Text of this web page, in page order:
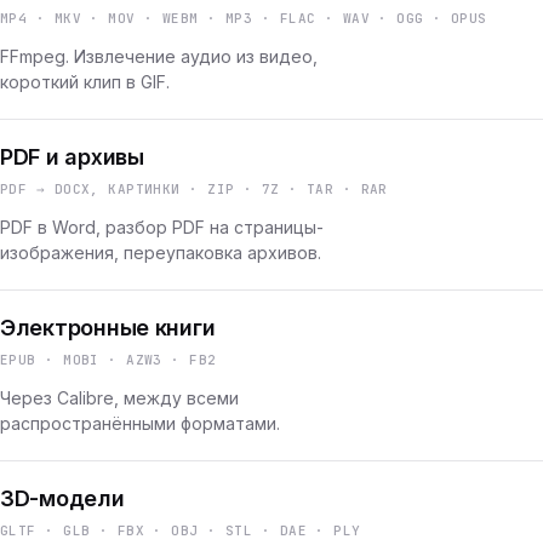
MP4 · MKV · MOV · WEBM · MP3 · FLAC · WAV · OGG · OPUS
FFmpeg. Извлечение аудио из видео,
короткий клип в GIF.
PDF и архивы
PDF → DOCX, КАРТИНКИ · ZIP · 7Z · TAR · RAR
PDF в Word, разбор PDF на страницы-
изображения, переупаковка архивов.
Электронные книги
EPUB · MOBI · AZW3 · FB2
Через Calibre, между всеми
распространёнными форматами.
3D-модели
GLTF · GLB · FBX · OBJ · STL · DAE · PLY